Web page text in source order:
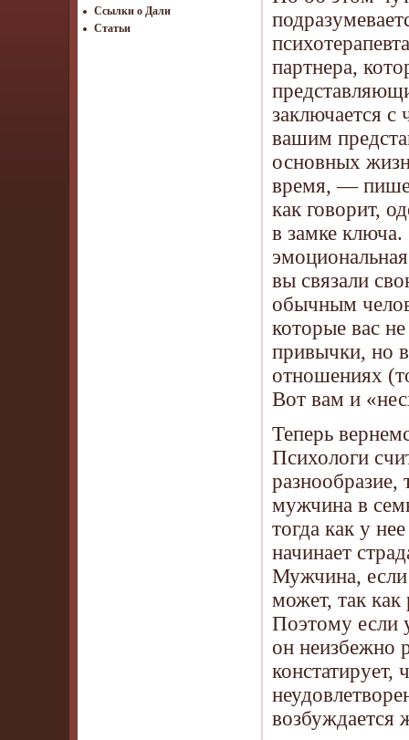
Ссылки о Дали
Статьи
партнера,
заключается с
вашим
основных
время, —
как говорит,
в замке
вы связали
обычным
которые вас
привычки, но
отношениях
Вот вам и
Теперь
Психологи
мужчина в
тогда как у
начинает
Мужчина, если
может, так
Поэтому если
он неизбежно
констатирует,